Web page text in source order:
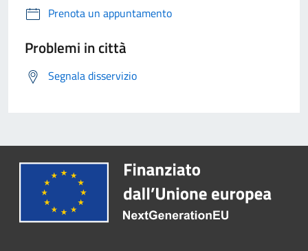
Prenota un appuntamento
Problemi in città
Segnala disservizio